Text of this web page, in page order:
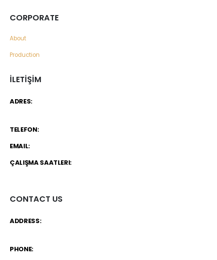
CORPORATE
About
Production
İLETİŞİM
ADRES:
TELEFON:
EMAIL:
ÇALIŞMA SAATLERI:
CONTACT US
ADDRESS:
PHONE: